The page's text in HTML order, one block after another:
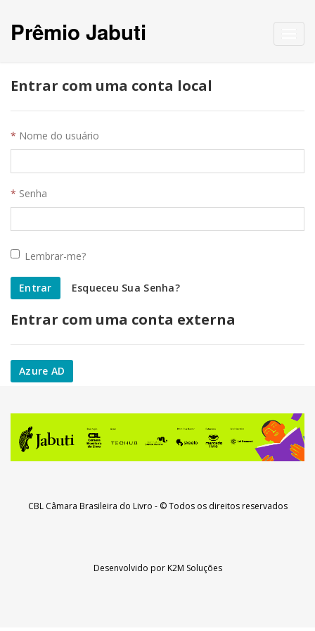
Prêmio Jabuti
Entrar com uma conta local
Nome do usuário
Senha
Lembrar-me?
Entrar Esqueceu Sua Senha?
Entrar com uma conta externa
Azure AD
CBL Câmara Brasileira do Livro - © Todos os direitos reservados
Desenvolvido porK2M Soluções